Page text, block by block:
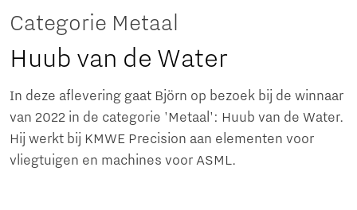
Categorie Metaal
Huub van de Water
In deze aflevering gaat Björn op bezoek bij de winnaar
van 2022 in de categorie 'Metaal': Huub van de Water.
Hij werkt bij KMWE Precision aan elementen voor
vliegtuigen en machines voor ASML.